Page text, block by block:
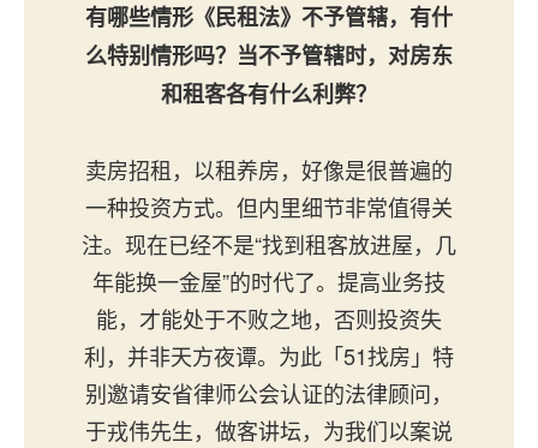
有哪些情形《民租法》不予管辖，有什
么特别情形吗？当不予管辖时，对房东
和租客各有什么利弊？
卖房招租，以租养房，好像是很普遍的
一种投资方式。但内里细节非常值得关
注。现在已经不是“找到租客放进屋，几
年能换一金屋”的时代了。提高业务技
能，才能处于不败之地，否则投资失
利，并非天方夜谭。为此「51找房」特
别邀请安省律师公会认证的法律顾问，
于戎伟先生，做客讲坛，为我们以案说